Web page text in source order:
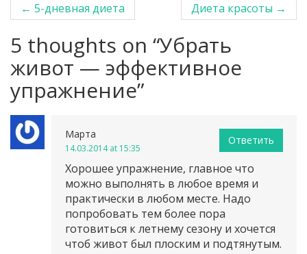
Post navigation
← 5-дневная диета Диета красоты →
5 thoughts on “Убрать
живот — эффективное
упражнение”
Марта
14.03.2014 at 15:35
Хорошее упражнение, главное что
можно выполнять в любое время и
практически в любом месте. Надо
попробовать тем более пора
готовиться к летнему сезону и хочется
чтоб живот был плоским и подтянутым.
Ответить